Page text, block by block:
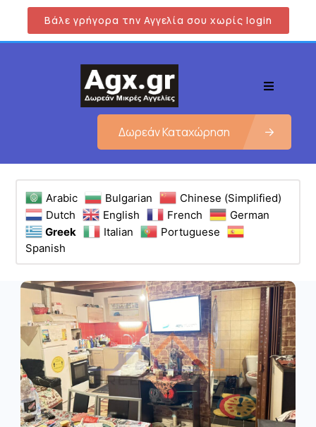
Βάλε γρήγορα την Αγγελία σου χωρίς login
Δωρεάν Καταχώρηση
Arabic Bulgarian
Chinese (Simplified)
Dutch
English French
German
Greek
Italian
Portuguese
Spanish